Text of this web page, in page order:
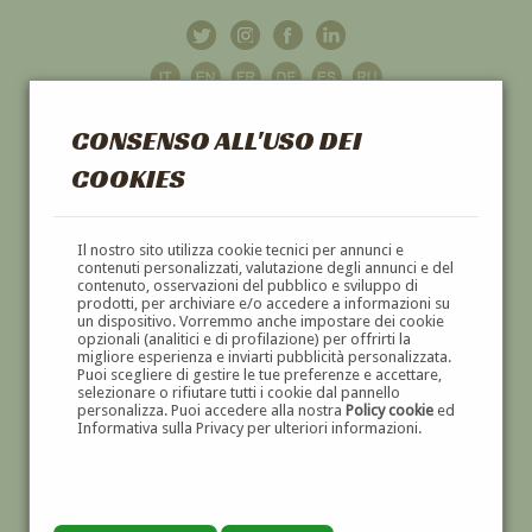
CONSENSO ALL'USO DEI
COOKIES
Il nostro sito utilizza cookie tecnici per annunci e
contenuti personalizzati, valutazione degli annunci e del
contenuto, osservazioni del pubblico e sviluppo di
prodotti, per archiviare e/o accedere a informazioni su
un dispositivo. Vorremmo anche impostare dei cookie
opzionali (analitici e di profilazione) per offrirti la
migliore esperienza e inviarti pubblicità personalizzata.
Puoi scegliere di gestire le tue preferenze e accettare,
selezionare o rifiutare tutti i cookie dal pannello
personalizza. Puoi accedere alla nostra Policy cookieed
Informativa sulla Privacy per ulteriori informazioni.
GALLERIAD'ARTE
DIPINTI E SCULTURE '800 E '900